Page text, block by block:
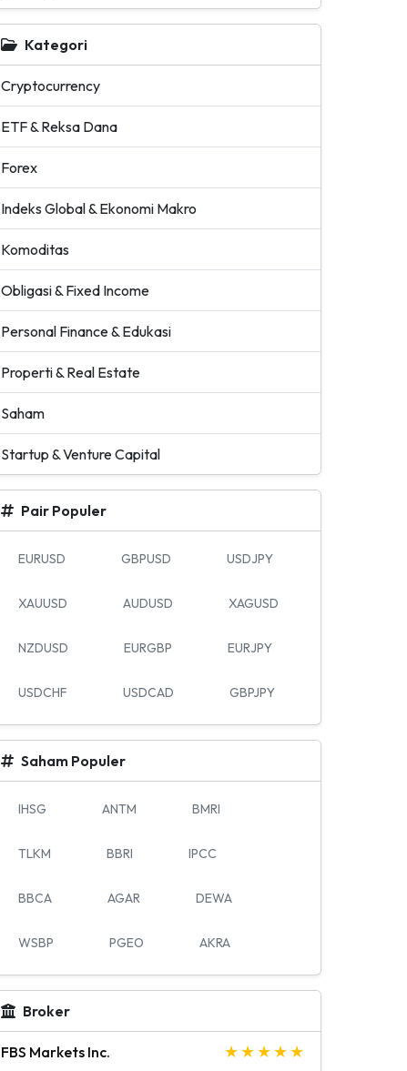
Kategori
Cryptocurrency
ETF & Reksa Dana
Forex
Indeks Global & Ekonomi Makro
Komoditas
Obligasi & Fixed Income
Personal Finance & Edukasi
Properti & Real Estate
Saham
Startup & Venture Capital
Pair Populer
EURUSD GBPUSD USDJPY
XAUUSD AUDUSD XAGUSD
NZDUSD EURGBP EURJPY
USDCHF USDCAD GBPJPY
Saham Populer
IHSG ANTM BMRI
TLKM BBRI IPCC
BBCA AGAR DEWA
WSBP PGEO AKRA
Broker
FBS Markets Inc.